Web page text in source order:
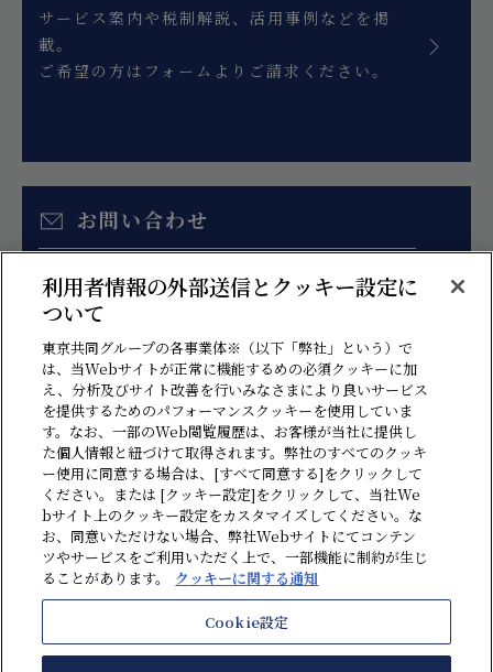
サービス案内や税制解説、活用事例などを掲
載。
ご希望の方はフォームよりご請求ください。
お問い合わせ
お見積り、各種ご相談はこちらのフォームより
お問い合わせください。
情報セキュリティ方針 プライバシーポリシー ソーシャルメディアポリシー
クッキーに関する通知 反社会勢力に対する基本方針 贈収賄・汚職防止方針
利用者情報の外部送信とクッキー設定に
ついて
東京共同グループの各事業体※（以下「弊社」という）で
は、当Webサイトが正常に機能するめの必須クッキーに加
え、分析及びサイト改善を行いみなさまにより良いサービス
を提供するためのパフォーマンスクッキーを使用していま
す。なお、一部のWeb閲覧履歴は、お客様が当社に提供し
た個人情報と紐づけて取得されます。弊社のすべてのクッキ
ー使用に同意する場合は、[すべて同意する]をクリックして
ください。または [クッキー設定]をクリックして、当社We
bサイト上のクッキー設定をカスタマイズしてください。な
お、同意いただけない場合、弊社Webサイトにてコンテン
ツやサービスをご利用いただく上で、一部機能に制約が生じ
ることがあります。
クッキーに関する通知
Cookie設定